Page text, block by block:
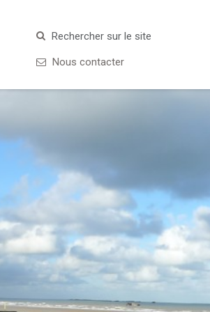
Rechercher sur le site
Nous contacter